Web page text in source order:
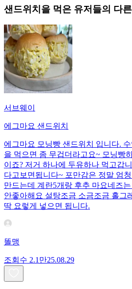
샌드위치 을 먹은 유저들의 다
서브웨이
에그마요 샌드위치
에그마요 모닝빵 샌드위치 입니다.
을 먹으면 좀 무겁더라고요~ 모닝빵
이죠? 저거 하나에 두유하나 먹고갑
다고보면됩니다~ 포만감은 정말 엄
만드는데 계란5개랑 후추 마요네즈
안좋아해요 설탕조금 소금조금 홀그
딱 요렇게 넣으면 됩니다.
똘맹
조회수 2.1만25.08.29